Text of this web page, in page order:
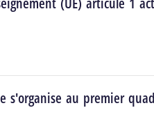
s'organise au premier